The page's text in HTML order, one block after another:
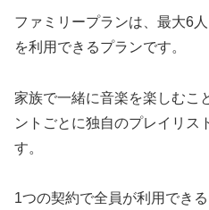
ファミリープランは、最大6
を利用できるプランです。
家族で一緒に音楽を楽しむこ
ントごとに独自のプレイリス
す。
1つの契約で全員が利用でき